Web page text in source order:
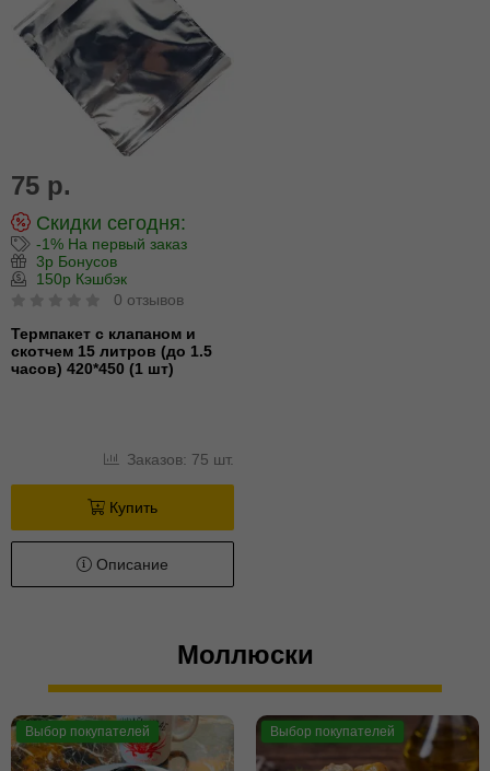
75 р.
Скидки сегодня:
-1% На первый заказ
3р Бонусов
150р Кэшбэк
0 отзывов
Термпакет с клапаном и
скотчем 15 литров (до 1.5
часов) 420*450 (1 шт)
Заказов: 75 шт.
Купить
Описание
Моллюски
Выбор покупателей Выбор покупателей